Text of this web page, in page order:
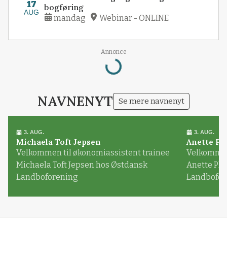
17
AUG
bogføring
mandag Webinar - ONLINE
Annonce
Loading...
NAVNENYT Se mere navnenyt
3. AUG.
Michaela Toft Jepsen
Velkommen til økonomiassistent trainee
Michaela Toft Jepsen hos Østdansk
Landboforening
3. AUG.
Anette
Anette